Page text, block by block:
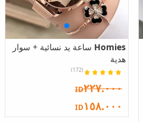
Homies ساعة يد نسائية + سوار
هدية
(172)
ID٢٢٧.٠٠٠
ID١٥٨.٠٠٠